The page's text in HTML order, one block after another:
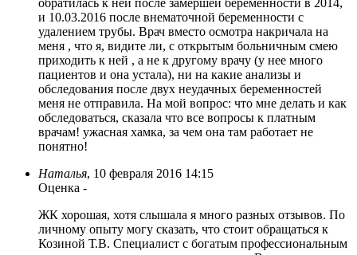
и 10.03.2016 после внематочной беременности с
удалением трубы. Врач вместо осмотра накричала на
меня , что я, видите ли, с открытым больничным смею
приходить к ней , а не к другому врачу (у нее много
пациентов и она устала), ни на какие анализы и
обследования после двух неудачных беременностей
меня не отправила. На мой вопрос: что мне делать и как
обследоваться, сказала что все вопросы к платным
врачам! ужасная хамка, за чем она там работает не
понятно!
Наталья, 10 февраля 2016 14:15
Оценка -
ЖК хорошая, хотя слышала я много разных отзывов. По
личному опыту могу сказать, что стоит обращаться к
Козиной Т.В. Специалист с богатым профессиональным